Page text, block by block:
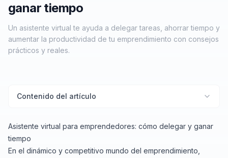
Calculadora Freelance
📨 Suscribirme gratis al newsletter
ganar tiempo
Un asistente virtual te ayuda a delegar tareas, ahorrar tiempo y
aumentar la productividad de tu emprendimiento con consejos
prácticos y reales.
Contenido del artículo
Asistente virtual para emprendedores: cómo delegar y ganar
tiempo
En el dinámico y competitivo mundo del emprendimiento,